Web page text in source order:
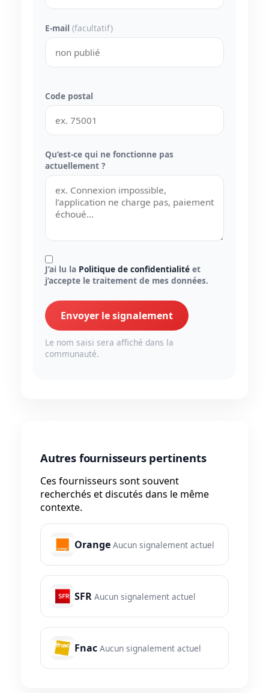
E-mail (facultatif)
Code postal
Qu’est-ce qui ne fonctionne pas
actuellement ?
J’ai lu la Politique de confidentialité et
j’accepte le traitement de mes données.
Envoyer le signalement
Le nom saisi sera affiché dans la
communauté.
Autres fournisseurs pertinents
Ces fournisseurs sont souvent
recherchés et discutés dans le même
contexte.
Orange Aucun signalement actuel
SFR Aucun signalement actuel
Fnac Aucun signalement actuel